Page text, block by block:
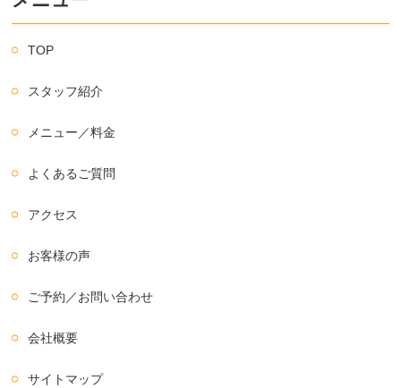
TOP
スタッフ紹介
メニュー／料金
よくあるご質問
アクセス
お客様の声
ご予約／お問い合わせ
会社概要
サイトマップ